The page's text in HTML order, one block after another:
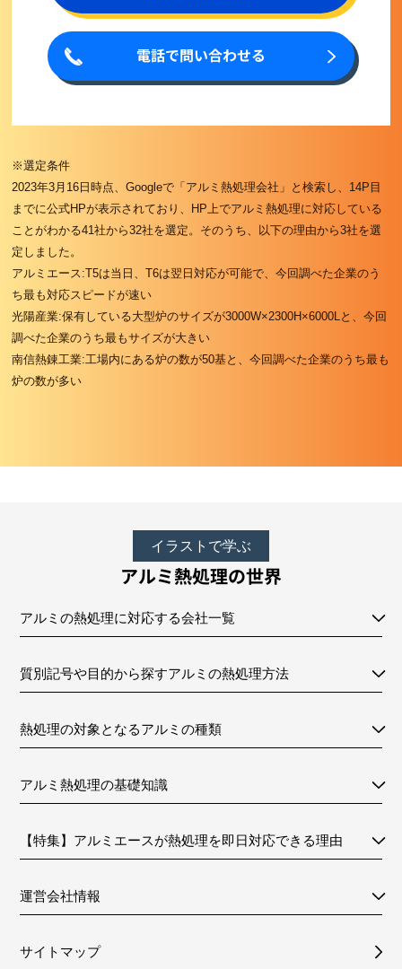
電話で問い合わせる
※選定条件
2023年3月16日時点、Googleで「アルミ熱処理会社」と検索し、14P目
までに公式HPが表示されており、HP上でアルミ熱処理に対応している
ことがわかる41社から32社を選定。そのうち、以下の理由から3社を選
定しました。
アルミエース:T5は当日、T6は翌日対応が可能で、今回調べた企業のう
ち最も対応スピードが速い
光陽産業:保有している大型炉のサイズが3000W×2300H×6000Lと、今回
調べた企業のうち最もサイズが大きい
南信熱錬工業:工場内にある炉の数が50基と、今回調べた企業のうち最も
炉の数が多い
イラストで学ぶ
アルミ熱処理の世界
アルミの熱処理に対応する会社一覧
質別記号や目的から探すアルミの熱処理方法
熱処理の対象となるアルミの種類
アルミ熱処理の基礎知識
【特集】アルミエースが熱処理を即日対応できる理由
運営会社情報
サイトマップ